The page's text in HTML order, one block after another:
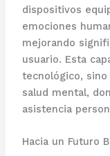
dispositivos
emociones
mejorando
usuario. Esta
tecnológico,
salud mental,
asistencia
Hacia un Futuro